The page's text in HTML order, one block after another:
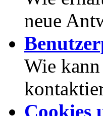
neue
Wie
Cookies